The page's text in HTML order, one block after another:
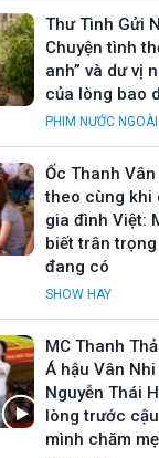
Thư Tình Gửi
Chuyện tình
anh” và dư vị
của lòng bao
PHIM NƯỚC NGOÀI
Ốc Thanh
theo cùng khi
gia đình Việt:
biết trân
đang có
SHOW HAY
MC Thanh
Á hậu Vân
Nguyễn Thái
lòng trước
mình chăm